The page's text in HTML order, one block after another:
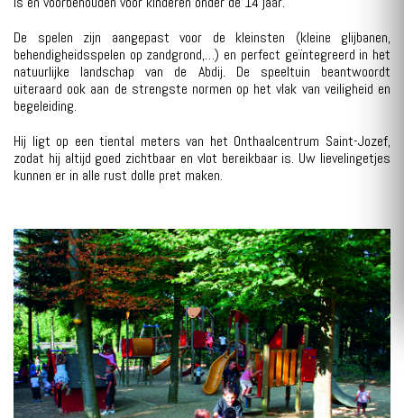
De spelen zijn aangepast voor de kleinsten (kleine glijbanen,
behendigheidsspelen op zandgrond,…) en perfect geïntegreerd in het
natuurlijke landschap van de Abdij. De speeltuin beantwoordt
uiteraard ook aan de strengste normen op het vlak van veiligheid en
begeleiding.
Hij ligt op een tiental meters van het Onthaalcentrum Saint-Jozef,
zodat hij altijd goed zichtbaar en vlot bereikbaar is. Uw lievelingetjes
kunnen er in alle rust dolle pret maken.